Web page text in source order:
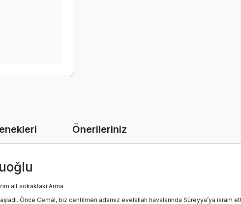
Önerileriniz
alt sokaktaki Arma
Önce Cemal, biz centilmen adamız evelallah havalarında Süreyya’ya ikram